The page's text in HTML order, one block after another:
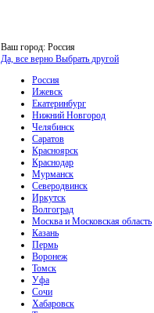
Ваш город: Россия
Да, все верно Выбрать другой
Россия
Ижевск
Екатеринбург
Нижний Новгород
Челябинск
Саратов
Красноярск
Краснодар
Мурманск
Северодвинск
Иркутск
Волгоград
Москва и Московская область
Казань
Пермь
Воронеж
Томск
Уфа
Сочи
Хабаровск